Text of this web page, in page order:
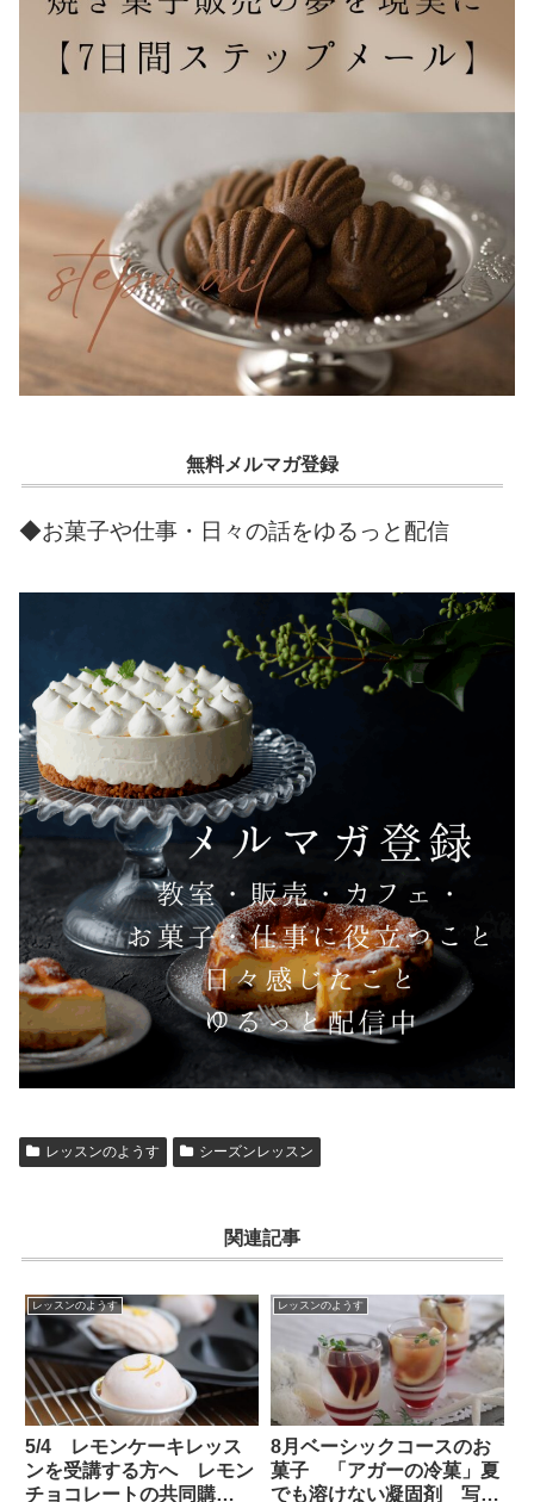
無料メルマガ登録
◆お菓子や仕事・日々の話をゆるっと配信
レッスンのようす シーズンレッスン
関連記事
レッスンのようす
5/4 レモンケーキレッス
ンを受講する方へ レモン
チョコレートの共同購
レッスンのようす
8月ベーシックコースのお
菓子 「アガーの冷菓」夏
でも溶けない凝固剤 写真